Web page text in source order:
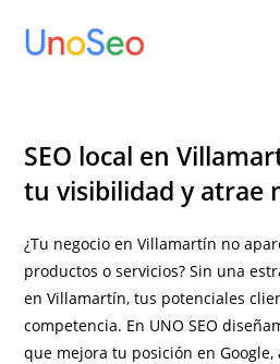
SEO local en
tu visibilidad y atrae
¿Tu negocio en Villamartín no
productos o servicios? Sin una
en Villamartín, tus potenciales
competencia. En UNO SEO
que mejora tu posición en